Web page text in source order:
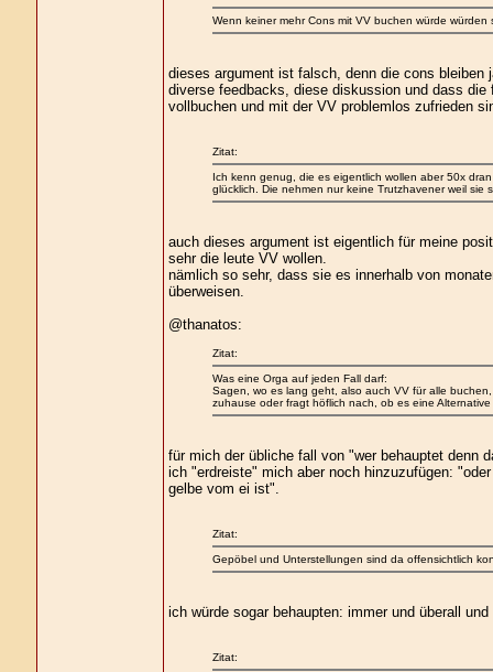
Wenn keiner mehr Cons mit VV buchen würde
dieses argument ist falsch, denn die cons
diverse feedbacks, diese diskussion und dass
vollbuchen und mit der VV problemlos zufrieden
Zitat:
Ich kenn genug, die es eigentlich wollen aber 50x
glücklich. Die nehmen nur keine Trutzhavener weil
auch dieses argument ist eigentlich für meine
sehr die leute VV wollen.
nämlich so sehr, dass sie es innerhalb von
überweisen.
@thanatos:
Zitat:
Was eine Orga auf jeden Fall darf:
Sagen, wo es lang geht, also auch VV für alle
zuhause oder fragt höflich nach, ob es eine
für mich der übliche fall von "wer behauptet denn
ich "erdreiste" mich aber noch hinzuzufügen:
gelbe vom ei ist".
Zitat:
Gepöbel und Unterstellungen sind da offensichtlich
ich würde sogar behaupten: immer und überall
Zitat: